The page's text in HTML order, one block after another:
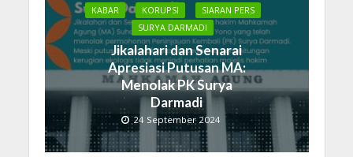
KABAR KORUPSI
SIARAN PERS
SURYA DARMADI
Jikalahari dan Senarai
Apresiasi Putusan MA:
Menolak PK Surya
Darmadi
24 September 2024